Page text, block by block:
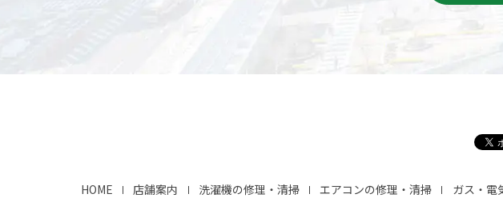
HOME 店舗案内 洗濯機の修理・清掃 エアコンの修理・清掃 ガス・電